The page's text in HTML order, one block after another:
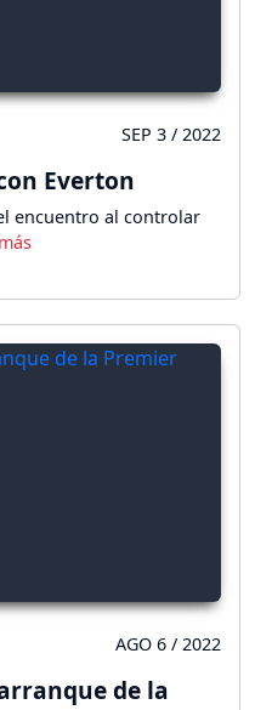
SEP 3 / 2022
Everton
encuentro al controlar
AGO 6 / 2022
de la